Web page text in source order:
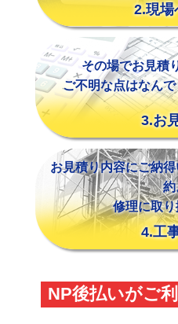
2.現場
その場でお見積
ご不明な点はなん
3.お
お見積り内容にご納
約
修理に取
4.工
NP後払いがご